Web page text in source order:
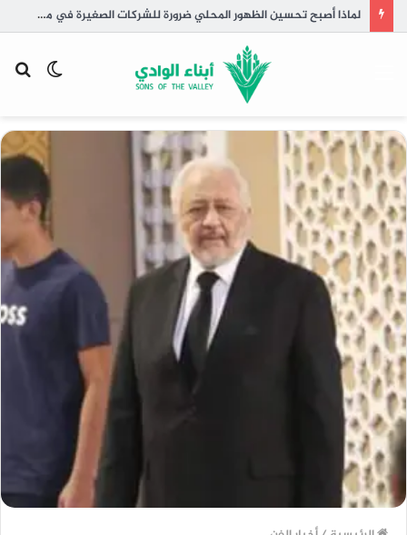
لماذا أصبح تحسين الظهور المحلي ضرورة للشركات الصغيرة في مصر؟
الوضع